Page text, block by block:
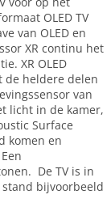
OLED TV
van OLED en
XR continu het
XR OLED
de heldere delen
van
licht in de kamer,
Surface
komen en
De TV is in
bijvoorbeeld